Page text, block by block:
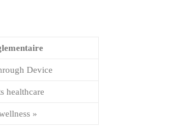
Device
healthcare
»